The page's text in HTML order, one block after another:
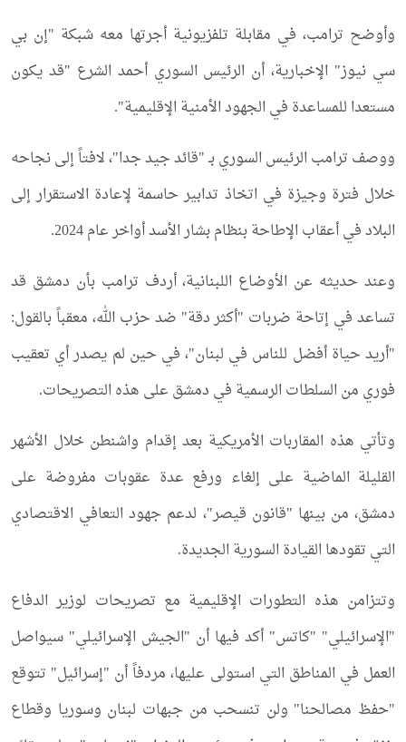
وأوضح ترامب، في مقابلة تلفزيونية أجرتها معه شبكة "إن بي
سي نيوز" الإخبارية، أن الرئيس السوري أحمد الشرع "قد يكون
مستعدا للمساعدة في الجهود الأمنية الإقليمية".
ووصف ترامب الرئيس السوري بـ "قائد جيد جدا"، لافتاً إلى نجاحه
خلال فترة وجيزة في اتخاذ تدابير حاسمة لإعادة الاستقرار إلى
البلاد في أعقاب الإطاحة بنظام بشار الأسد أواخر عام 2024.
وعند حديثه عن الأوضاع اللبنانية، أردف ترامب بأن دمشق قد
تساعد في إتاحة ضربات "أكثر دقة" ضد حزب الله، معقباً بالقول:
"أريد حياة أفضل للناس في لبنان"، في حين لم يصدر أي تعقيب
فوري من السلطات الرسمية في دمشق على هذه التصريحات.
وتأتي هذه المقاربات الأمريكية بعد إقدام واشنطن خلال الأشهر
القليلة الماضية على إلغاء ورفع عدة عقوبات مفروضة على
دمشق، من بينها "قانون قيصر"، لدعم جهود التعافي الاقتصادي
التي تقودها القيادة السورية الجديدة.
وتتزامن هذه التطورات الإقليمية مع تصريحات لوزير الدفاع
"الإسرائيلي" "كاتس" أكد فيها أن "الجيش الإسرائيلي" سيواصل
العمل في المناطق التي استولى عليها، مردفاً أن "إسرائيل" تتوقع
"حفظ مصالحنا" ولن تنسحب من جبهات لبنان وسوريا وقطاع